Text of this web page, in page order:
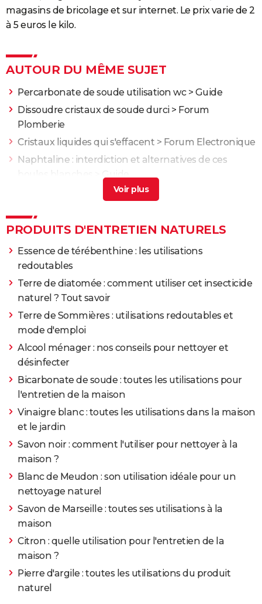
magasins de bricolage et sur internet. Le prix varie de 2
à 5 euros le kilo.
AUTOUR DU MÊME SUJET
Percarbonate de soude utilisation wc> Guide
Dissoudre cristaux de soude durci> Forum
Plomberie
Cristaux liquides qui s'effacent > Forum Electronique
Naphtaline : interdiction et alternatives de ces
Affichage de cristaux liquides
PRODUITS D'ENTRETIEN NATURELS
Essence de térébenthine : les utilisations
redoutables
Terre de diatomée : comment utiliser cet insecticide
naturel ? Tout savoir
Terre de Sommières : utilisations redoutables et
mode d'emploi
Alcool ménager : nos conseils pour nettoyer et
désinfecter
Bicarbonate de soude : toutes les utilisations pour
l'entretien de la maison
Vinaigre blanc : toutes les utilisations dans la maison
et le jardin
Savon noir : comment l'utiliser pour nettoyer à la
maison ?
Blanc de Meudon : son utilisation idéale pour un
nettoyage naturel
Savon de Marseille : toutes ses utilisations à la
maison
Citron : quelle utilisation pour l'entretien de la
maison ?
Pierre d'argile : toutes les utilisations du produit
naturel